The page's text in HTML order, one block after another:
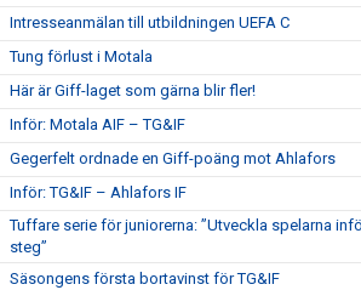
Intresseanmälan till utbildningen UEFA C
Tung förlust i Motala
Här är Giff-laget som gärna blir fler!
Inför: Motala AIF – TG&IF
Gegerfelt ordnade en Giff-poäng mot Ahlafors
Inför: TG&IF – Ahlafors IF
Tuffare serie för juniorerna: ”Utveckla spelarna
steg”
Säsongens första bortavinst för TG&IF